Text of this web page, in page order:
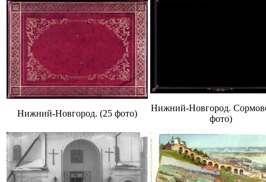
Нижний-Новгород. (25 фото)
Нижний-Новгород.
фото)